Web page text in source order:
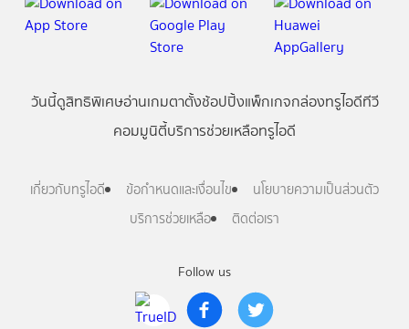
Follow us
วันนี้ดูสิทธิพิเศษอ่านเกมตาตั้งช้อปปิ้งแพ็กเกจกล่องทรูไอดีทีวี
คอมมูนิตี้บริการช่วยเหลือทรูไอดี
เกี่ยวกับทรูไอดี ข้อกำหนดและเงื่อนไข
นโยบายความเป็นส่วนตัว
บริการช่วยเหลือ
ติดต่อเรา